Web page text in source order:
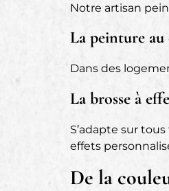
Notre artisan
La peinture
Dans des
La brosse à
S’adapte sur
effets
De la